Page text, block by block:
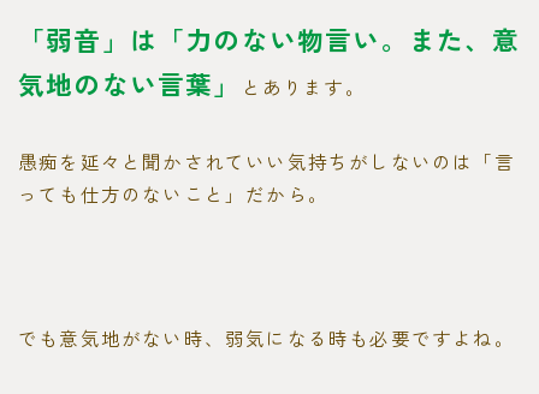
「弱音」は「力のない物言い。また、意
気地のない言葉」
とあります。
愚痴を延々と聞かされていい気持ちがしないのは「言
っても仕方のないこと」だから。
でも意気地がない時、弱気になる時も必要ですよね。